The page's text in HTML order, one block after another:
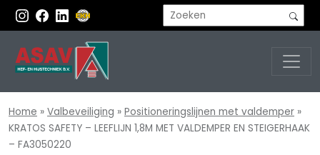
Home » Valbeveiliging » Positioneringslijnen met valdemper »
KRATOS SAFETY – LEEFLIJN 1,8M MET VALDEMPER EN STEIGERHAAK
– FA3050220